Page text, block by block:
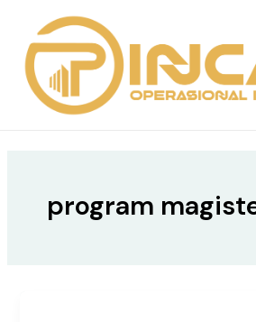
content
program